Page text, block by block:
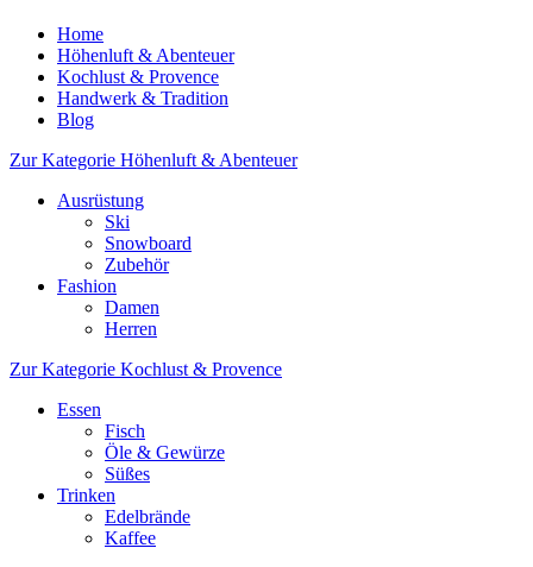
Home
Höhenluft & Abenteuer
Kochlust & Provence
Handwerk & Tradition
Blog
Zur Kategorie Höhenluft & Abenteuer
Ausrüstung
Ski
Snowboard
Zubehör
Fashion
Damen
Herren
Zur Kategorie Kochlust & Provence
Essen
Fisch
Öle & Gewürze
Süßes
Trinken
Edelbrände
Kaffee